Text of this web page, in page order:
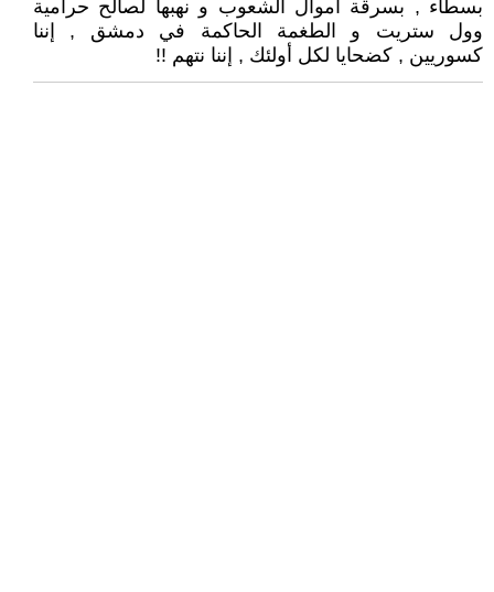
بسطاء , بسرقة أموال الشعوب و نهبها لصالح حرامية
وول ستريت و الطغمة الحاكمة في دمشق , إننا
كسوريين , كضحايا لكل أولئك , إننا نتهم !!